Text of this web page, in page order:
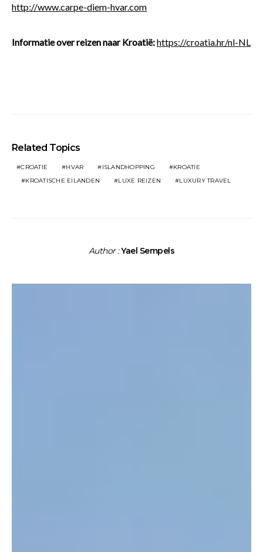
http://www.carpe-diem-hvar.com
Informatie over reizen naar Kroatië:https://croatia.hr/nl-NL
Related Topics
CROATIE HVAR ISLANDHOPPING
KROATIE
KROATISCHE EILANDEN
LUXE REIZEN LUXURY TRAVEL
Author :Yael Sempels